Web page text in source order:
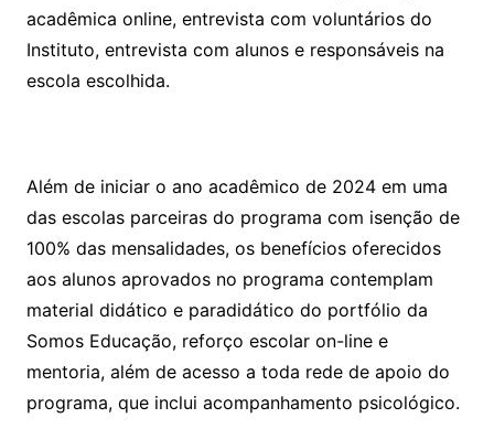
acadêmica online, entrevista com voluntários do
Instituto, entrevista com alunos e responsáveis na
escola escolhida.
Além de iniciar o ano acadêmico de 2024 em uma
das escolas parceiras do programa com isenção de
100% das mensalidades, os benefícios oferecidos
aos alunos aprovados no programa contemplam
material didático e paradidático do portfólio da
Somos Educação, reforço escolar on-line e
mentoria, além de acesso a toda rede de apoio do
programa, que inclui acompanhamento psicológico.